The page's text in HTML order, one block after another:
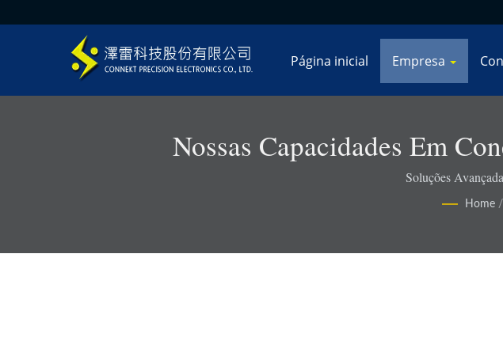
Página inicial Empresa
Nossas Capacidades Em
Soluções
Home /